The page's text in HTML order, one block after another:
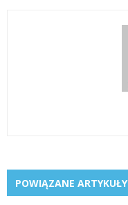
POWIĄZANE ARTYKUŁY